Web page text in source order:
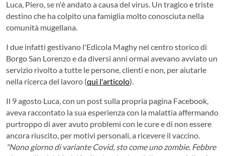
Luca, Piero, se n'è andato a causa del virus. Un tragico e triste
destino che ha colpito una famiglia molto conosciuta nella
comunità mugellana.
I due infatti gestivano l'Edicola Maghy nel centro storico di
Borgo San Lorenzo e da diversi anni ormai avevano avviato un
servizio rivolto a tutte le persone, clienti e non, per aiutarle
nella ricerca del lavoro (qui l'articolo).
Il 9 agosto Luca, con un post sulla propria pagina Facebook,
aveva raccontato la sua esperienza con la malattia affermando
purtroppo di aver avuto problemi con le cure e di non essere
ancora riuscito, per motivi personali, a ricevere il vaccino.
"Nono giorno di variante Covid, sto come uno zombie. Febbre